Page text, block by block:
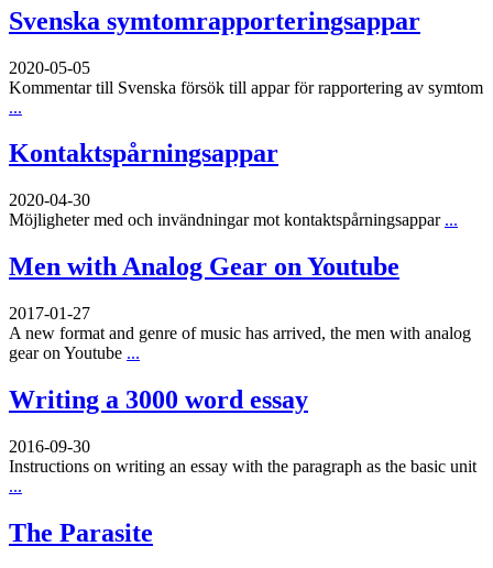
Svenska symtomrapporteringsappar
2020-05-05
Kommentar till Svenska försök till appar för rapportering av symtom
...
Kontaktspårningsappar
2020-04-30
Möjligheter med och invändningar mot kontaktspårningsappar ...
Men with Analog Gear on Youtube
2017-01-27
A new format and genre of music has arrived, the men with analog
gear on Youtube ...
Writing a 3000 word essay
2016-09-30
Instructions on writing an essay with the paragraph as the basic unit
...
The Parasite